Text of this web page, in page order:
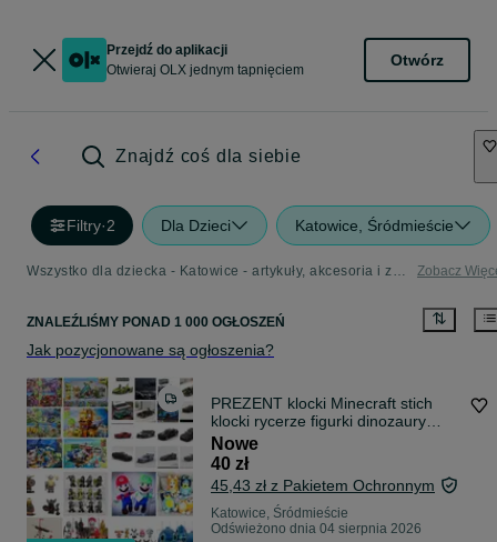
Przejdź do aplikacji
Otwieraj OLX jednym tapnięciem
Otwórz
Znajdź coś dla siebie
Filtry·2 Dla Dzieci Katowice, Śródmieście
Wszystko dla dziecka - Katowice - artykuły, akcesoria i zabawki dla dzieci w Twojej okolicy Zobacz
ZNALEŹLIŚMY PONAD 1 000 OGŁOSZEŃ
Jak pozycjonowane są ogłoszenia?
PREZENT klocki Minecraft stich
klocki rycerze figurki dinozaury
klocki Batman mario friends
maskotka bluey Bing Bingo zabawki
dla dziecka na prezent
Nowe
40 zł
45,43 zł z Pakietem Ochronnym
Katowice, Śródmieście
Odświeżono dnia 04 sierpnia 2026